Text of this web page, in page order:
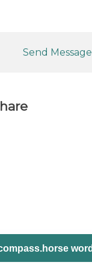
Send Message